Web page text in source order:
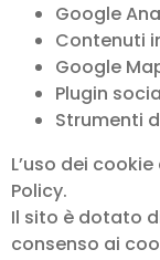
Google
Contenuti
Google
Plugin
Strumenti
L’uso dei
Policy.
Il sito è dotato
consenso ai